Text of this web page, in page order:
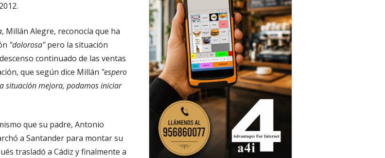
, Millán Alegre, reconocía que ha
"dolorosa"pero la situación
continuado de las ventas
que según dice Millán "espero
situación mejora, podamos iniciar
que su padre, Antonio
a Santander para montar su
trasladó a Cádiz y finalmente a